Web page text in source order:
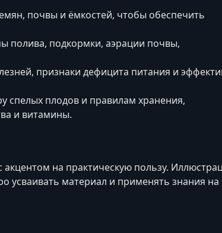
почвы и ёмкостей, чтобы обеспечить
полива, подкормки, аэрации почвы,
признаки дефицита питания и
спелых плодов и правилам хранения,
и витамины.
на практическую пользу.
усваивать материал и применять знания на